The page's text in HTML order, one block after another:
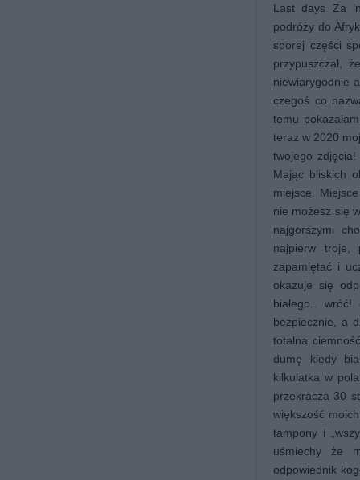
Last days Za
podróży do
sporej części
przypuszczał,
niewiarygodnie
czegoś co
temu
teraz w 2020
twojego
Mając bliskich
miejsce.
nie możesz się
najgorszymi
najpierw troje,
zapamiętać i
okazuje się
białego..
bezpiecznie, a
totalna
dumę kiedy
kilkulatka w
przekracza 30
większość
tampony i
uśmiechy że
odpowiednik